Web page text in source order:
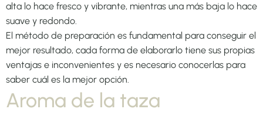
alta lo hace fresco y vibrante, mientras una más baja lo hace
suave y redondo.
El método de preparación es fundamental para conseguir el
mejor resultado, cada forma de elaborarlo tiene sus propias
ventajas e inconvenientes y es necesario conocerlas para
saber cuál es la mejor opción.
Aroma de la taza